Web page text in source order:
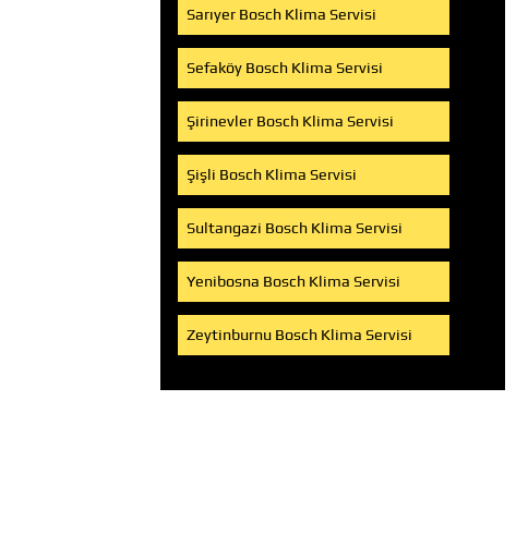
Sarıyer Bosch Klima Servisi
Sefaköy Bosch Klima Servisi
Şirinevler Bosch Klima Servisi
Şişli Bosch Klima Servisi
Sultangazi Bosch Klima Servisi
Yenibosna Bosch Klima Servisi
Zeytinburnu Bosch Klima Servisi